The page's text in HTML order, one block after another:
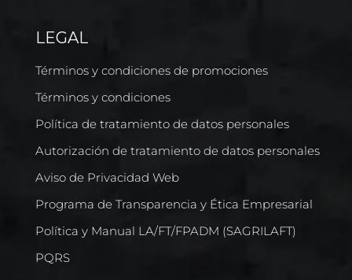
LEGAL
Términos y condiciones de promociones
Términos y condiciones
Política de tratamiento de datos personales
Autorización de tratamiento de datos personales
Aviso de Privacidad Web
Programa de Transparencia y Ética Empresarial
Política y Manual LA/FT/FPADM (SAGRILAFT)
PQRS